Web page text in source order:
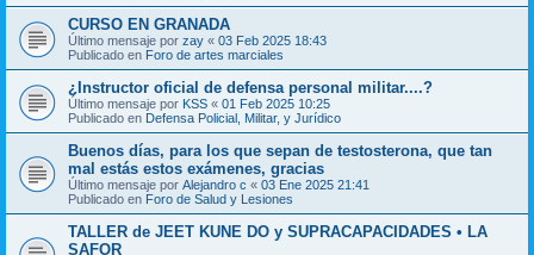
CURSO EN GRANADA
Último mensaje por zay « 03 Feb 2025 18:43
Publicado en Foro de artes marciales
¿Instructor oficial de defensa personal militar....?
Último mensaje por KSS « 01 Feb 2025 10:25
Publicado en Defensa Policial, Militar, y Jurídico
Buenos días, para los que sepan de testosterona, que tan
mal estás estos exámenes, gracias
Último mensaje por Alejandro c « 03 Ene 2025 21:41
Publicado en Foro de Salud y Lesiones
TALLER de JEET KUNE DO y SUPRACAPACIDADES • LA
SAFOR